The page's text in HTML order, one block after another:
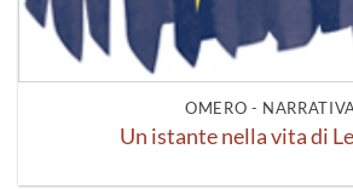
OMERO -
Un istante nella vita di